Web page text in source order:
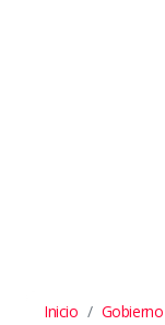
Inicio Gobierno